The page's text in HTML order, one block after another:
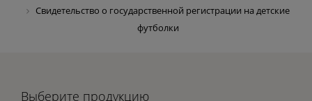
Свидетельство о государственной регистрации на детские
футболки
Выберите продукцию